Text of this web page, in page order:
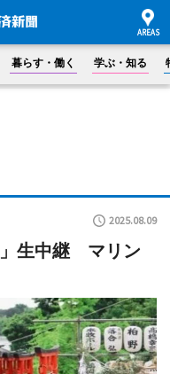
暮らす・働く 学ぶ・知る
2025.08.09
生中継 マリン